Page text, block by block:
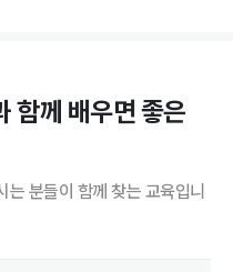
함께 배우면 좋은
분들이 함께 찾는 교육입니